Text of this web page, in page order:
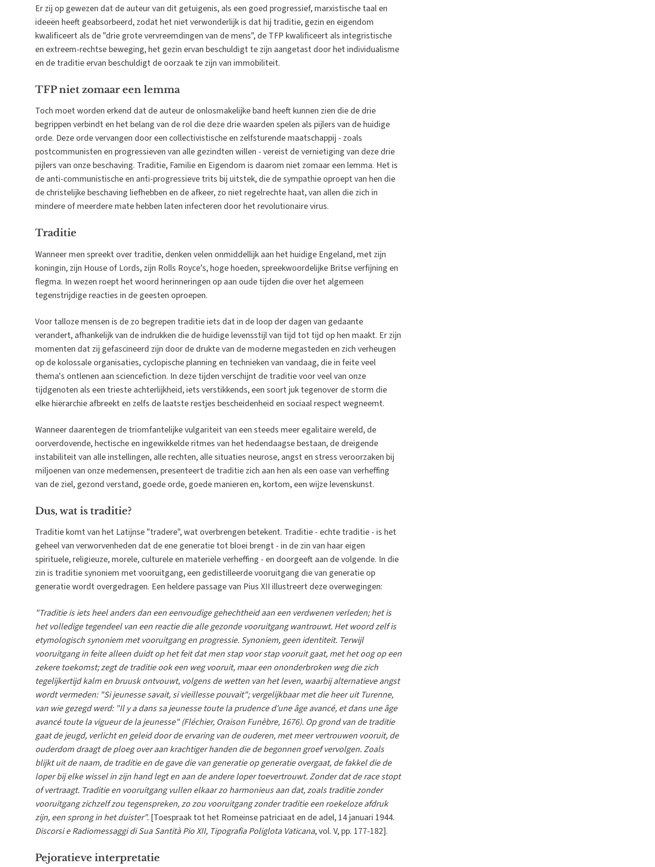
Er zij op gewezen dat de auteur van dit getuigenis, als een goed progressief, marxistische taal en
ideeën heeft geabsorbeerd, zodat het niet verwonderlijk is dat hij traditie, gezin en eigendom
kwalificeert als de "drie grote vervreemdingen van de mens", de TFP kwalificeert als integristische
en extreem-rechtse beweging, het gezin ervan beschuldigt te zijn aangetast door het individualisme
en de traditie ervan beschuldigt de oorzaak te zijn van immobiliteit.
TFP niet zomaar een lemma
Toch moet worden erkend dat de auteur de onlosmakelijke band heeft kunnen zien die de drie
begrippen verbindt en het belang van de rol die deze drie waarden spelen als pijlers van de huidige
orde. Deze orde vervangen door een collectivistische en zelfsturende maatschappij - zoals
postcommunisten en progressieven van alle gezindten willen - vereist de vernietiging van deze drie
pijlers van onze beschaving. Traditie, Familie en Eigendom is daarom niet zomaar een lemma. Het is
de anti-communistische en anti-progressieve trits bij uitstek, die de sympathie oproept van hen die
de christelijke beschaving liefhebben en de afkeer, zo niet regelrechte haat, van allen die zich in
mindere of meerdere mate hebben laten infecteren door het revolutionaire virus.
Traditie
Wanneer men spreekt over traditie, denken velen onmiddellijk aan het huidige Engeland, met zijn
koningin, zijn House of Lords, zijn Rolls Royce’s, hoge hoeden, spreekwoordelijke Britse verfijning en
flegma. In wezen roept het woord herinneringen op aan oude tijden die over het algemeen
tegenstrijdige reacties in de geesten oproepen.
Voor talloze mensen is de zo begrepen traditie iets dat in de loop der dagen van gedaante
verandert, afhankelijk van de indrukken die de huidige levensstijl van tijd tot tijd op hen maakt. Er zijn
momenten dat zij gefascineerd zijn door de drukte van de moderne megasteden en zich verheugen
op de kolossale organisaties, cyclopische planning en technieken van vandaag, die in feite veel
thema's ontlenen aan sciencefiction. In deze tijden verschijnt de traditie voor veel van onze
tijdgenoten als een trieste achterlijkheid, iets verstikkends, een soort juk tegenover de storm die
elke hiërarchie afbreekt en zelfs de laatste restjes bescheidenheid en sociaal respect wegneemt.
Wanneer daarentegen de triomfantelijke vulgariteit van een steeds meer egalitaire wereld, de
oorverdovende, hectische en ingewikkelde ritmes van het hedendaagse bestaan, de dreigende
instabiliteit van alle instellingen, alle rechten, alle situaties neurose, angst en stress veroorzaken bij
miljoenen van onze medemensen, presenteert de traditie zich aan hen als een oase van verheffing
van de ziel, gezond verstand, goede orde, goede manieren en, kortom, een wijze levenskunst.
Dus, wat is traditie?
Traditie komt van het Latijnse "tradere", wat overbrengen betekent. Traditie - echte traditie - is het
geheel van verworvenheden dat de ene generatie tot bloei brengt - in de zin van haar eigen
spirituele, religieuze, morele, culturele en materiële verheffing - en doorgeeft aan de volgende. In die
zin is traditie synoniem met vooruitgang, een gedistilleerde vooruitgang die van generatie op
generatie wordt overgedragen. Een heldere passage van Pius XII illustreert deze overwegingen:
"Traditie is iets heel anders dan een eenvoudige gehechtheid aan een verdwenen verleden; het is
het volledige tegendeel van een reactie die alle gezonde vooruitgang wantrouwt. Het woord zelf is
etymologisch synoniem met vooruitgang en progressie. Synoniem, geen identiteit. Terwijl
vooruitgang in feite alleen duidt op het feit dat men stap voor stap vooruit gaat, met het oog op een
zekere toekomst; zegt de traditie ook een weg vooruit, maar een ononderbroken weg die zich
tegelijkertijd kalm en bruusk ontvouwt, volgens de wetten van het leven, waarbij alternatieve angst
wordt vermeden: "Si jeunesse savait, si vieillesse pouvait"; vergelijkbaar met die heer uit Turenne,
van wie gezegd werd: "Il y a dans sa jeunesse toute la prudence d'une âge avancé, et dans une âge
avancé toute la vigueur de la jeunesse" (Fléchier, Oraison Funèbre, 1676). Op grond van de traditie
gaat de jeugd, verlicht en geleid door de ervaring van de ouderen, met meer vertrouwen vooruit, de
ouderdom draagt de ploeg over aan krachtiger handen die de begonnen groef vervolgen. Zoals
blijkt uit de naam, de traditie en de gave die van generatie op generatie overgaat, de fakkel die de
loper bij elke wissel in zijn hand legt en aan de andere loper toevertrouwt. Zonder dat de race stopt
of vertraagt. Traditie en vooruitgang vullen elkaar zo harmonieus aan dat, zoals traditie zonder
vooruitgang zichzelf zou tegenspreken, zo zou vooruitgang zonder traditie een roekeloze afdruk
zijn, een sprong in het duister". [Toespraak tot het Romeinse patriciaat en de adel, 14 januari 1944.
Discorsi e Radiomessaggi di Sua Santità Pio XII, Tipografia Poliglota Vaticana, vol. V, pp. 177-182].
Pejoratieve interpretatie